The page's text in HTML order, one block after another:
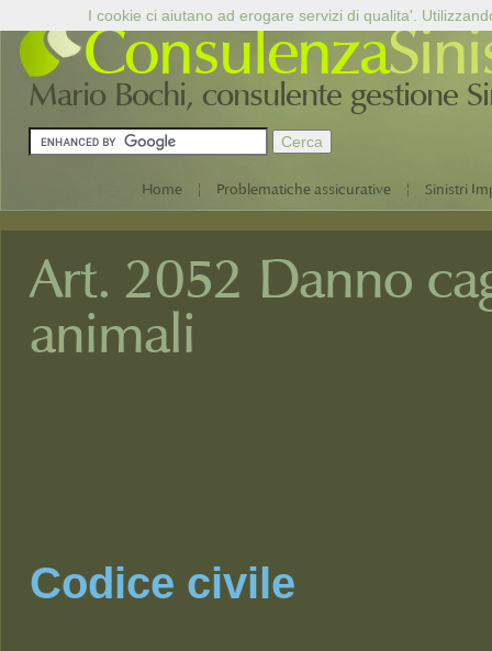
Consulenza
Mario Bochi, consulente gestione
Home | Problematiche assicurative | Sinistri
Art. 2052 Danno
animali
Codice civile
I cookie ci aiutano ad erogare servizi di qualita'.